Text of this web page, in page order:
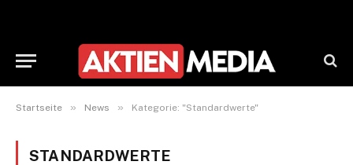
Startseite » News » Kategorie: "Standardwerte"
STANDARDWERTE